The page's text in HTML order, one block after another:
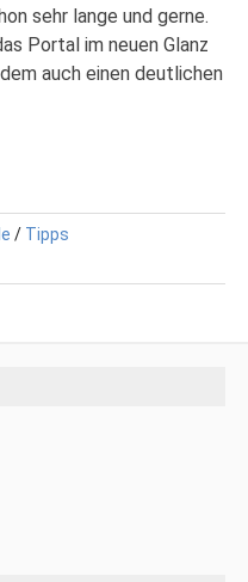
sehr lange und gerne.
Portal im neuen Glanz
auch einen deutlichen
/ Tipps